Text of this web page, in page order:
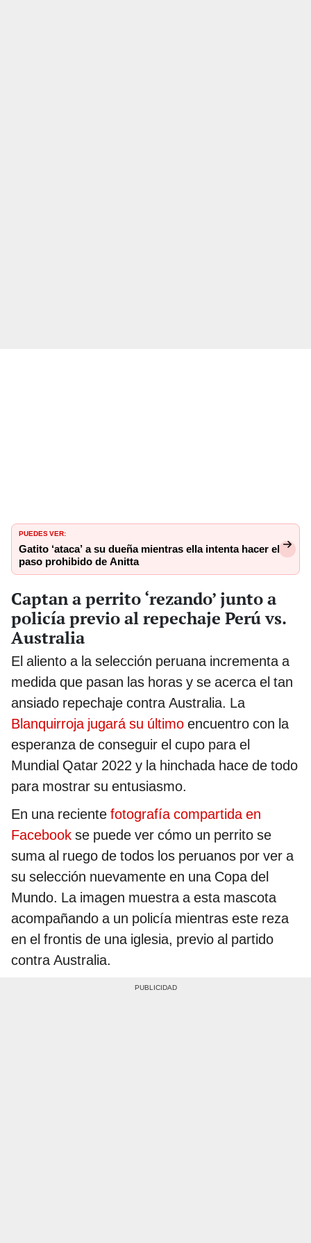
PUEDES VER:
Gatito ‘ataca’ a su dueña mientras ella intenta hacer el
paso prohibido de Anitta
Captan a perrito ‘rezando’ junto a
policía previo al repechaje Perú vs.
Australia
El aliento a la selección peruana incrementa a
medida que pasan las horas y se acerca el tan
ansiado repechaje contra Australia. La
Blanquirroja jugará su último encuentro con la
esperanza de conseguir el cupo para el
Mundial Qatar 2022 y la hinchada hace de todo
para mostrar su entusiasmo.
En una reciente fotografía compartida en
Facebook se puede ver cómo un perrito se
suma al ruego de todos los peruanos por ver a
su selección nuevamente en una Copa del
Mundo. La imagen muestra a esta mascota
acompañando a un policía mientras este reza
en el frontis de una iglesia, previo al partido
contra Australia.